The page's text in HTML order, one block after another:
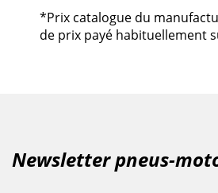
*Prix catalogue du
de prix payé habituellement
Newsletter pneus-